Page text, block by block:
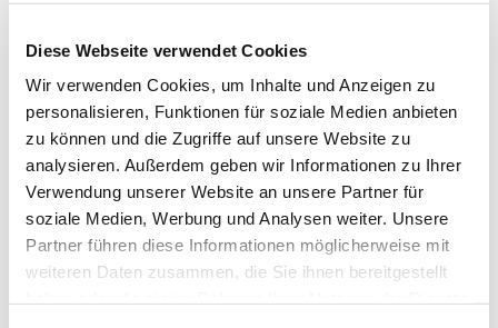
Diese Webseite verwendet Cookies
Wir verwenden Cookies, um Inhalte und Anzeigen zu
personalisieren, Funktionen für soziale Medien anbieten
zu können und die Zugriffe auf unsere Website zu
analysieren. Außerdem geben wir Informationen zu Ihrer
Verwendung unserer Website an unsere Partner für
soziale Medien, Werbung und Analysen weiter. Unsere
Partner führen diese Informationen möglicherweise mit
weiteren Daten zusammen, die Sie ihnen bereitgestellt
- Eine Veranstaltung des Förderverein